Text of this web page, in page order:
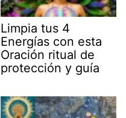
Limpia tus 4
Energías con esta
Oración ritual de
protección y guía